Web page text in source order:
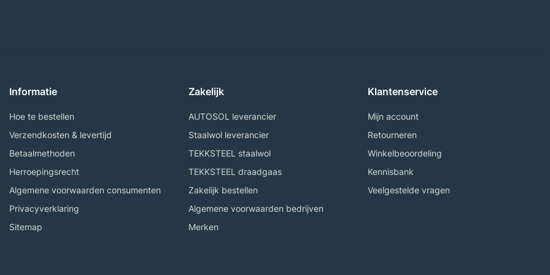
Informatie
Hoe te bestellen
Verzendkosten & levertijd
Betaalmethoden
Herroepingsrecht
Algemene voorwaarden consumenten
Privacyverklaring
Sitemap
Zakelijk
AUTOSOL leverancier
Staalwol leverancier
TEKKSTEEL staalwol
TEKKSTEEL draadgaas
Zakelijk bestellen
Algemene voorwaarden bedrijven
Merken
Klantenservice
Mijn account
Retourneren
Winkelbeoordeling
Kennisbank
Veelgestelde vragen